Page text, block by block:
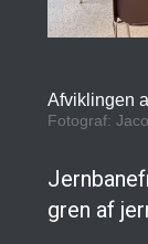
Afviklingen
Fotograf:
gren af